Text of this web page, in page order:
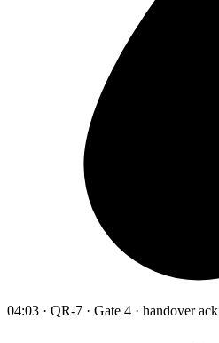
04:03 · QR-7 · Gate 4 · handover ack